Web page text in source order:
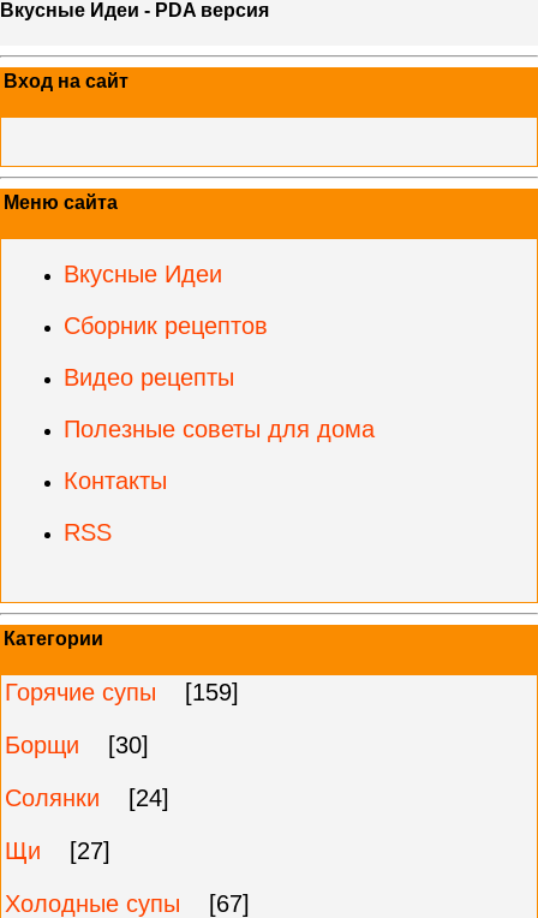
Вкусные Идеи - PDA версия
Вход на сайт
Меню сайта
Вкусные Идеи
Сборник рецептов
Видео рецепты
Полезные советы для дома
Контакты
RSS
Категории
Горячие супы
[159]
Борщи
[30]
Солянки
[24]
Щи
[27]
Холодные супы
[67]